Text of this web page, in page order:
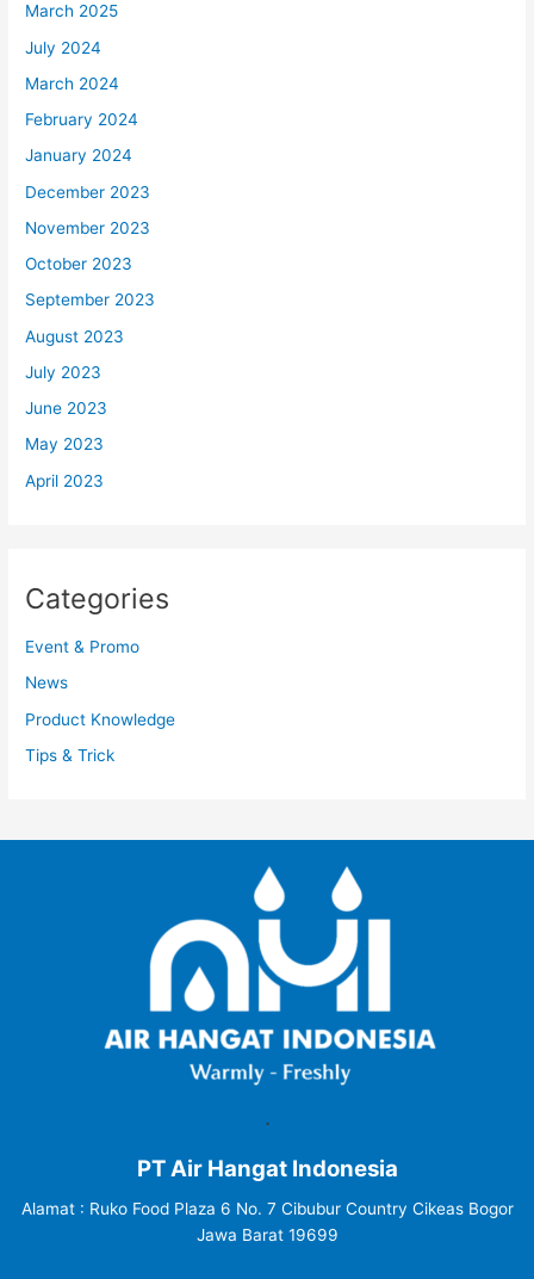
March 2025
July 2024
March 2024
February 2024
January 2024
December 2023
November 2023
October 2023
September 2023
August 2023
July 2023
June 2023
May 2023
April 2023
Categories
Event & Promo
News
Product Knowledge
Tips & Trick
.
PT Air Hangat Indonesia
Alamat : Ruko Food Plaza 6 No. 7 Cibubur Country Cikeas Bogor
Jawa Barat 19699